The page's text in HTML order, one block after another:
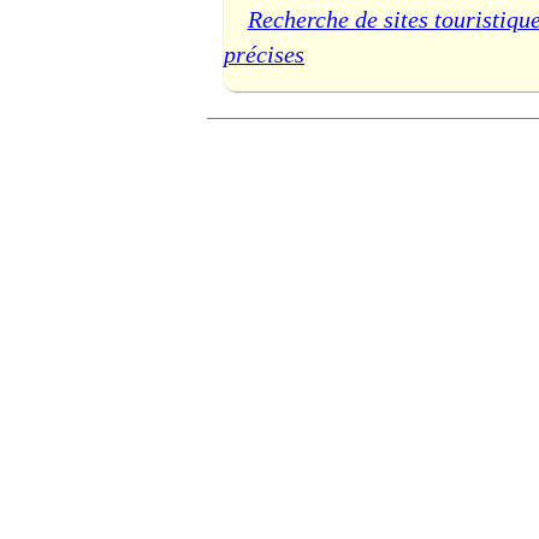
Recherche de sites
précises